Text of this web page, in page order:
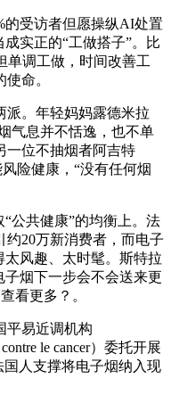
受访者但愿操纵AI处置
实正的“工做搭子”。比
单调工做，时间改善工
命。
。年轻妈妈露德米拉
气息并不恬逸，也不单
一位不抽烟者阿吉特
险健康，“没有任何烟
共健康”的均衡上。法
约20万新消费者，而电子
太风趣、太时髦。斯特拉
子烟下一步会不会送来更
看更多？。
易近调机构
le cancer）委托开展
人支撑将电子烟纳入现